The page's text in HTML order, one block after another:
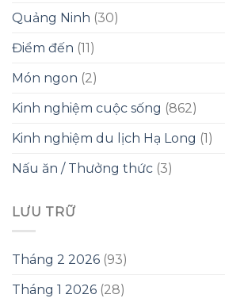
Quảng Ninh (30)
Điểm đến (11)
Món ngon (2)
Kinh nghiệm cuộc sống (862)
Kinh nghiệm du lịch Hạ Long (1)
Nấu ăn / Thưởng thức (3)
LƯU TRỮ
Tháng 2 2026 (93)
Tháng 1 2026 (28)